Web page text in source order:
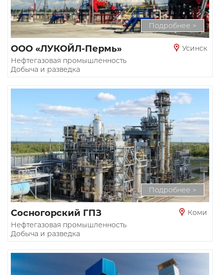
Подробнее >
ООО «ЛУКОЙЛ-Пермь»
Усинск
Нефтегазовая промышленность
Добыча и разведка
Подробнее >
Сосногорский ГПЗ
Коми
Нефтегазовая промышленность
Добыча и разведка